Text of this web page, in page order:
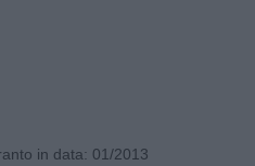
in data: 01/2013